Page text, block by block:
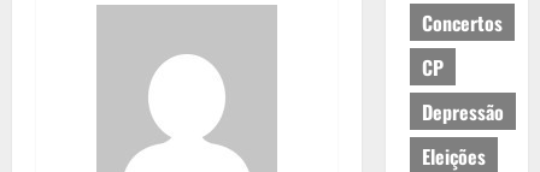
Concertos
CP
Depressão
Eleições